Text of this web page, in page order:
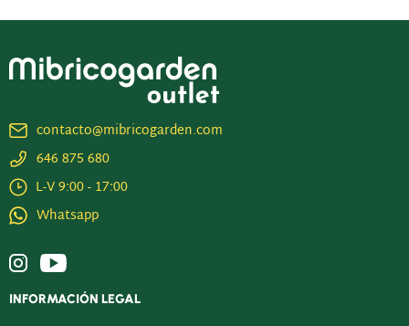
contacto@mibricogarden.com
646 875 680
L-V 9:00 - 17:00
Whatsapp
INFORMACIÓN LEGAL